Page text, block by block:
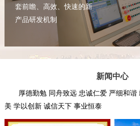
套前瞻、高效、快速的新
产品研发机制
新闻中心
厚德勤勉 同舟致远 忠诚仁爱 严细和
美 学以创新 诚信天下 事业恒泰